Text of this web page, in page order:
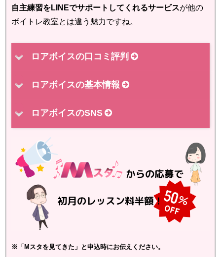
自主練習をLINEでサポートしてくれるサービスが他の
ボイトレ教室とは違う魅力ですね。
ロアボイスの口コミ評判
ロアボイスの基本情報
ロアボイスのSNS
※「Mスタを見てきた」と申込時にお伝えください。